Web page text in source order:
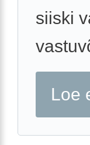
siiski
Loe